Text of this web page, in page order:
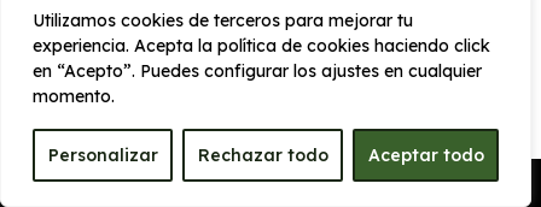
Utilizamos cookies de terceros para mejorar tu
experiencia. Acepta la política de cookies haciendo click
en “Acepto”. Puedes configurar los ajustes en cualquier
momento.
Personalizar Rechazar todo Aceptar todo
HYUNDAI KONA HEV 1.6 GDI MAXX DT 138CV
Automático
Pedir Presupuesto